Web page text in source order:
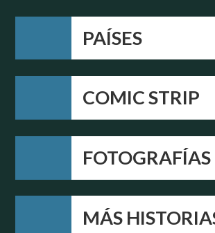
PAÍSES
COMIC STRIP
FOTOGRAFÍAS
MÁS